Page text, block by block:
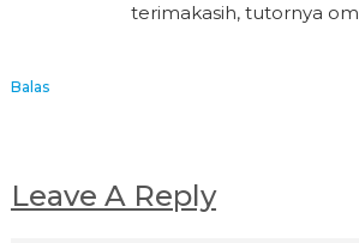
terimakasih, tutornya om
Balas
Leave A Reply